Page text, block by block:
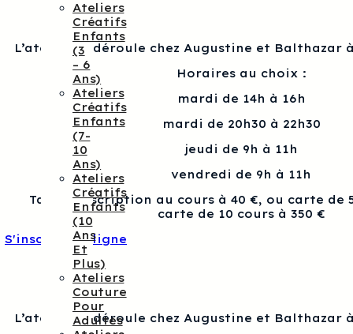
Ateliers
Créatifs
Enfants
(3
– 6
Ans)
Ateliers
Créatifs
Enfants
(7-
10
Ans)
Ateliers
Créatifs
Enfants
(10
Ans
Et
Plus)
Ateliers
Couture
Pour
Adultes
L’atelier se déroule chez Augustine et Balthazar
Horaires au choix :
mardi de 14h à 16h
mardi de 20h30 à 22h30
jeudi de 9h à 11h
vendredi de 9h à 11h
Tarif : Inscription au cours à 40 €, ou carte de
carte de 10 cours à 350 €
S'inscrire en ligne
L’atelier se déroule chez Augustine et Balthazar